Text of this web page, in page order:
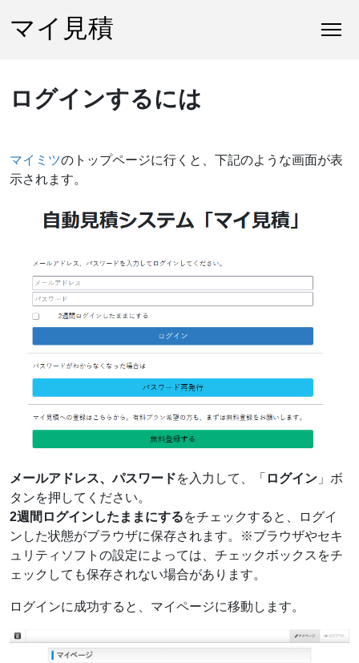
マイ見積
ログインするには
マイミツのトップページに行くと、下記のような画面が表
示されます。
メールアドレス、パスワードを入力して、「 ログイン 」ボ
タンを押してください。
2週間ログインしたままにするをチェックすると、ログイ
ンした状態がブラウザに保存されます。※ブラウザやセキ
ュリティソフトの設定によっては、チェックボックスをチ
ェックしても保存されない場合があります。
ログインに成功すると、マイページに移動します。